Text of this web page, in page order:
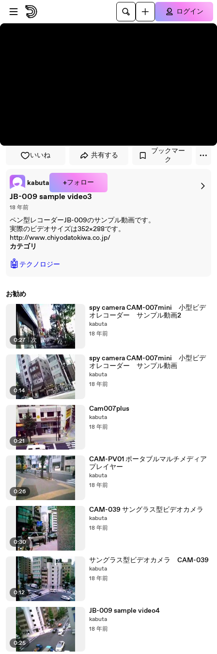
プレイヤーにスキップ
メインコンテンツにスキップ
ログイン
いいね 共有する
ブックマー
ク
kabuta +フォロー
JB-009 sample video3
18 年前
ペン型レコーダーJB-009のサンプル動画です。
実際のビデオサイズは352×288です。
http://www.chiyodatokiwa.co.jp/
カテゴリ
🤖 テクノロジー
お勧め
0:27 | 次
spy camera CAM-007mini 小型ビデ
オレコーダー サンプル動画2
kabuta
18 年前
0:14
spy camera CAM-007mini 小型ビデ
オレコーダー サンプル動画
kabuta
18 年前
0:21
Cam007plus
kabuta
18 年前
0:26
CAM-PV01 ポータブルマルチメディア
プレイヤー
kabuta
18 年前
0:30
CAM-039 サングラス型ビデオカメラ
kabuta
18 年前
0:12
サングラス型ビデオカメラ CAM-039
kabuta
18 年前
0:25
JB-009 sample video4
kabuta
18 年前